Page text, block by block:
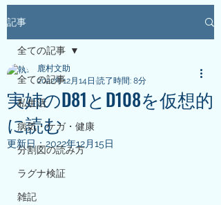
アリシュタ・バンガ~JYOTISHのススメ~
記事
全ての記事
私生活
病気・ケガ・健康
分割図の読み方
ラグナ検証
雑記
全ての記事
実姉のD81とD108を仮想的
に読む
鹿村文助
2022年12月14日 読了時間: 8分
更新日：2022年12月15日